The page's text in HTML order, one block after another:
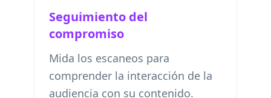
Seguimiento del
compromiso
Mida los escaneos para
comprender la interacción de la
audiencia con su contenido.